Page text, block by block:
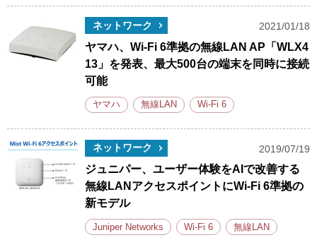
ネットワーク 2021/01/18
ヤマハ、Wi-Fi 6準拠の無線LAN AP「WLX4
13」を発表、最大500台の端末を同時に接続
可能
ヤマハ 無線LAN Wi-Fi 6
ネットワーク 2019/07/19
ジュニパー、ユーザー体験をAIで改善する
無線LANアクセスポイントにWi-Fi 6準拠の
新モデル
Juniper Networks Wi-Fi 6 無線LAN